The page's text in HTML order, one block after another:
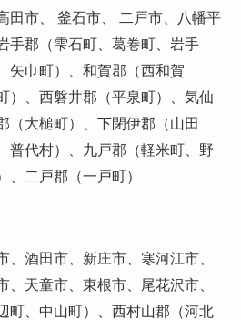
田市、 釜石市、 二戸市、八幡平
手郡（雫石町、葛巻町、岩手
矢巾町）、和賀郡（西和賀
）、西磐井郡（平泉町）、気仙
（大槌町）、下閉伊郡（山田
普代村）、九戸郡（軽米町、野
、二戸郡（一戸町）
、酒田市、新庄市、寒河江市、
、天童市、東根市、尾花沢市、
町、中山町）、西村山郡（河北